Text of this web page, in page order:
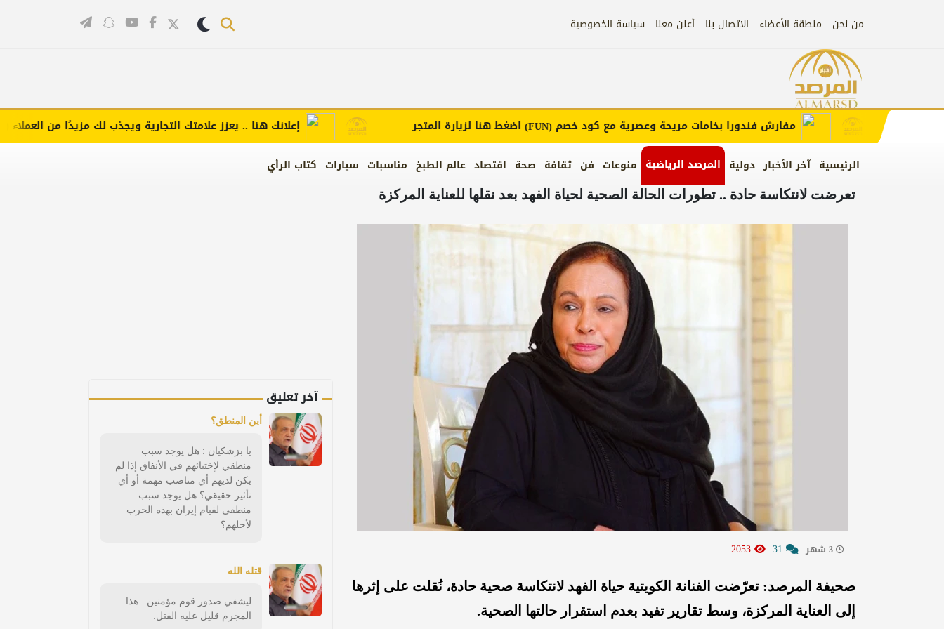
من نحن منطقة الأعضاء الاتصال بنا أعلن معنا سياسة الخصوصية
الرئيسية آخر الأخبار دولية المرصد الرياضية منوعات فن ثقافة صحة اقتصاد عالم الطبخ مناسبات سيارات كتاب الرأي
إعلانك هنا .. يعزز علامتك التجارية ويجذب لك مزيدًا من العملاء مفارش فندورا بخامات مريحة وعصرية مع كود خصم (FUN)اضغط هنا لزيارة المتجر
تعرضت لانتكاسة حادة .. تطورات الحالة الصحية لحياة الفهد بعد نقلها للعناية المركزة
صحيفة المرصد: تعرّضت الفنانة الكويتية حياة الفهد لانتكاسة صحية حادة، نُقلت على إثرها
إلى العناية المركزة، وسط تقارير تفيد بعدم استقرار حالتها الصحية.
آخر تعليق
أين المنطق؟
يا بزشكيان : هل يوجد سبب
منطقي لإختبائهم في الأنفاق إذا لم
يكن لديهم أي مناصب مهمة أو أي
تأثير حقيقي؟ هل يوجد سبب
منطقي لقيام إيران بهذه الحرب
لأجلهم؟
قتله الله
ليشفي صدور قوم مؤمنين.. هذا
المجرم قليل عليه القتل.